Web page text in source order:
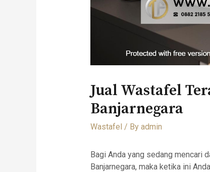
Jual Wastafel
Banjarnegara
Wastafel / By admin
Bagi Anda yang sedang mencari
Banjarnegara, maka ketika ini